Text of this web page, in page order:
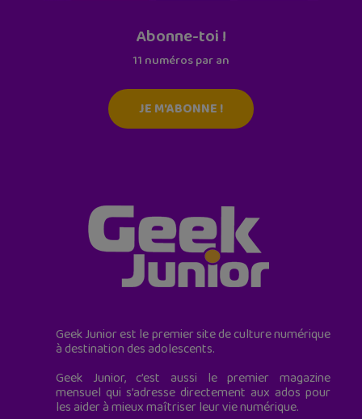
Abonne-toi !
11 numéros par an
JE M'ABONNE !
Geek Junior est le premier site de culture numérique
à destination des adolescents.
Geek Junior, c’est aussi le premier magazine
mensuel qui s’adresse directement aux ados pour
les aider à mieux maîtriser leur vie numérique.